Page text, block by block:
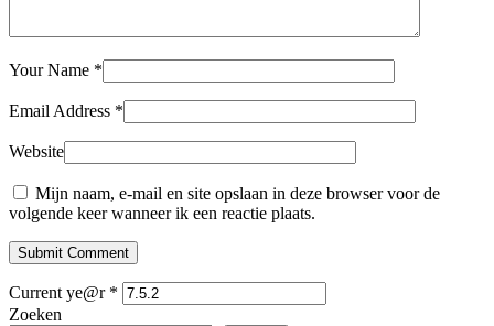
Your Name *
Email Address *
Website
Mijn naam, e-mail en site opslaan in deze browser voor de
volgende keer wanneer ik een reactie plaats.
Submit Comment
Current ye@r *
Zoeken